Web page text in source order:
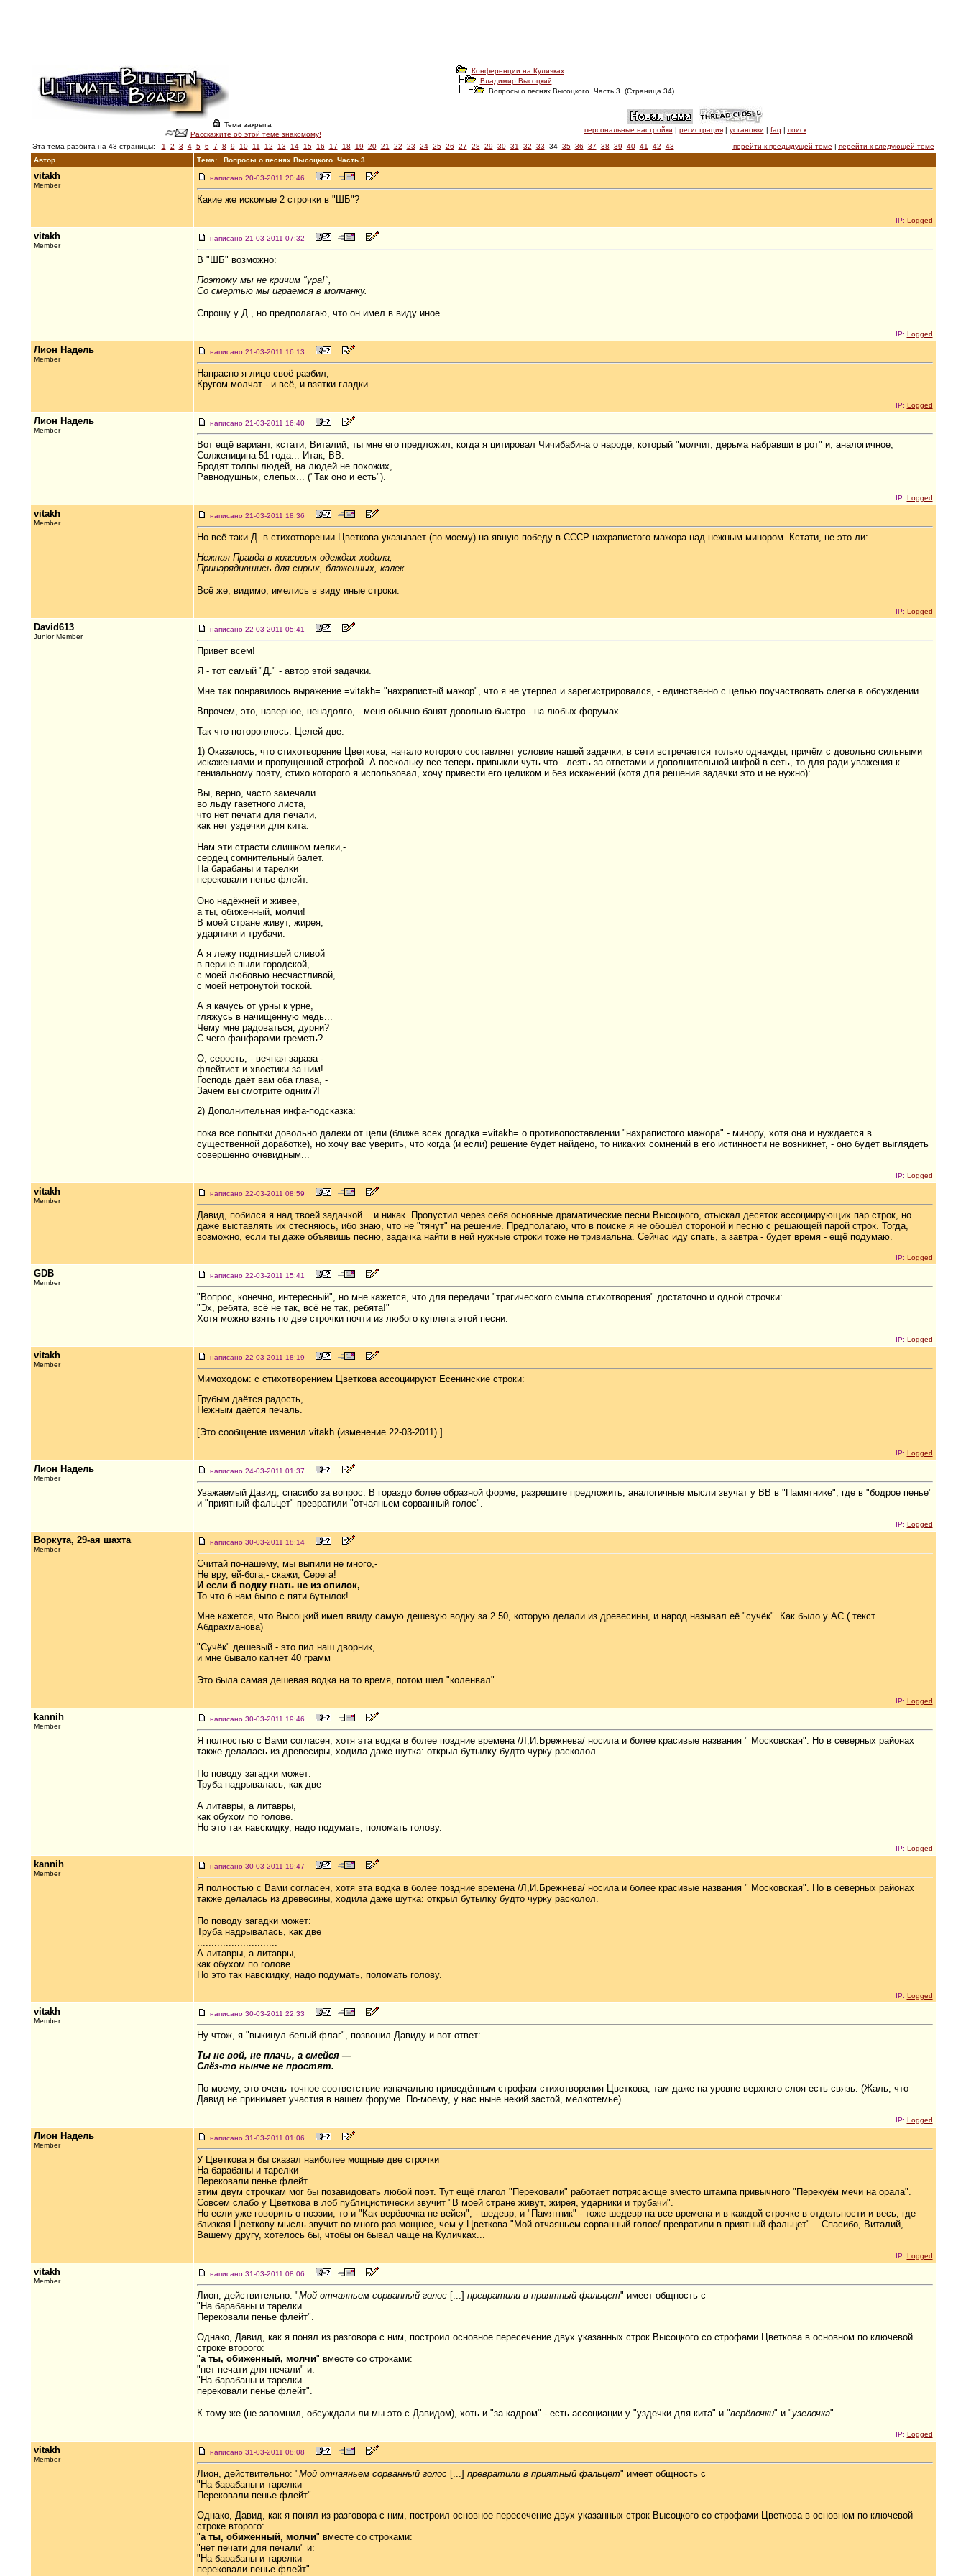
Тема закрыта
Расскажите об этой теме знакомому!
Конференции на Куличках
Владимир Высоцкий
Вопросы о песнях Высоцкого. Часть 3. (Страница 34)
персональные настройки | регистрация| установки | faq | поиск
Эта тема разбита на 43 страницы: 1 2 3 4 5 6 7 8 9 10 11 12 13 14 15 16 17 18 19 20 21 22 23 24 25 26 27 28 29 30 31 32 33 34 35 36 37 38 39 40 41 42 43 перейти к предыдущей теме | перейти к следующей теме
Автор
Тема: Вопросы о песнях Высоцкого. Часть 3.
vitakh
Member
написано 20-03-2011 20:46
Какие же искомые 2 строчки в "ШБ"?
IP: Logged
vitakh
Member
написано 21-03-2011 07:32
В "ШБ" возможно:
Поэтому мы не кричим "ура!",
Со смертью мы играемся в молчанку.
Спрошу у Д., но предполагаю, что он имел в виду иное.
IP: Logged
Лион Надель
Member
написано 21-03-2011 16:13
Напрасно я лицо своё разбил,
Кругом молчат - и всё, и взятки гладки.
IP: Logged
Лион Надель
Member
написано 21-03-2011 16:40
Вот ещё вариант, кстати, Виталий, ты мне его предложил, когда я цитировал Чичибабина о народе, который "молчит, дерьма набравши в рот" и, аналогичное,
Солженицина 51 года... Итак, ВВ:
Бродят толпы людей, на людей не похожих,
Равнодушных, слепых... ("Так оно и есть").
IP: Logged
vitakh
Member
написано 21-03-2011 18:36
Но всё-таки Д. в стихотворении Цветкова указывает (по-моему) на явную победу в СССР нахрапистого мажора над нежным минором. Кстати, не это ли:
Нежная Правда в красивых одеждах ходила,
Принарядившись для сирых, блаженных, калек.
Всё же, видимо, имелись в виду иные строки.
IP: Logged
David613
Junior Member
написано 22-03-2011 05:41
Привет всем!
Я - тот самый "Д." - автор этой задачки.
Мне так понравилось выражение =vitakh= "нахрапистый мажор", что я не утерпел и зарегистрировался, - единственно с целью поучаствовать слегка в обсуждении...
Впрочем, это, наверное, ненадолго, - меня обычно банят довольно быстро - на любых форумах.
Так что потороплюсь. Целей две:
1) Оказалось, что стихотворение Цветкова, начало которого составляет условие нашей задачки, в сети встречается только однажды, причём с довольно сильными
искажениями и пропущенной строфой. А поскольку все теперь привыкли чуть что - лезть за ответами и дополнительной инфой в сеть, то для-ради уважения к
гениальному поэту, стихо которого я использовал, хочу привести его целиком и без искажений (хотя для решения задачки это и не нужно):
Вы, верно, часто замечали
во льду газетного листа,
что нет печати для печали,
как нет уздечки для кита.
Нам эти страсти слишком мелки,-
сердец сомнительный балет.
На барабаны и тарелки
перековали пенье флейт.
Оно надёжней и живее,
а ты, обиженный, молчи!
В моей стране живут, жирея,
ударники и трубачи.
А я лежу подгнившей сливой
в перине пыли городской,
с моей любовью несчастливой,
с моей нетронутой тоской.
А я качусь от урны к урне,
гляжусь в начищенную медь...
Чему мне радоваться, дурни?
С чего фанфарами греметь?
О, серость, - вечная зараза -
флейтист и хвостики за ним!
Господь даёт вам оба глаза, -
Зачем вы смотрите одним?!
2) Дополнительная инфа-подсказка:
пока все попытки довольно далеки от цели (ближе всех догадка =vitakh= о противопоставлении "нахрапистого мажора" - минору, хотя она и нуждается в
существенной доработке), но хочу вас уверить, что когда (и если) решение будет найдено, то никаких сомнений в его истинности не возникнет, - оно будет выглядеть
совершенно очевидным...
IP: Logged
vitakh
Member
написано 22-03-2011 08:59
Давид, побился я над твоей задачкой... и никак. Пропустил через себя основные драматические песни Высоцкого, отыскал десяток ассоциирующих пар строк, но
даже выставлять их стесняюсь, ибо знаю, что не "тянут" на решение. Предполагаю, что в поиске я не обошёл стороной и песню с решающей парой строк. Тогда,
возможно, если ты даже объявишь песню, задачка найти в ней нужные строки тоже не тривиальна. Сейчас иду спать, а завтра - будет время - ещё подумаю.
IP: Logged
GDB
Member
написано 22-03-2011 15:41
"Вопрос, конечно, интересный", но мне кажется, что для передачи "трагического смыла стихотворения" достаточно и одной строчки:
"Эх, ребята, всё не так, всё не так, ребята!"
Хотя можно взять по две строчки почти из любого куплета этой песни.
IP: Logged
vitakh
Member
написано 22-03-2011 18:19
Мимоходом: с стихотворением Цветкова ассоциируют Есенинские строки:
Грубым даётся радость,
Нежным даётся печаль.
[Это сообщение изменил vitakh (изменение 22-03-2011).]
IP: Logged
Лион Надель
Member
написано 24-03-2011 01:37
Уважаемый Давид, спасибо за вопрос. В гораздо более образной форме, разрешите предложить, аналогичные мысли звучат у ВВ в "Памятнике", где в "бодрое пенье"
и "приятный фальцет" превратили "отчаяньем сорванный голос".
IP: Logged
Воркута, 29-ая шахта
Member
написано 30-03-2011 18:14
Считай по-нашему, мы выпили не много,-
Не вру, ей-бога,- скажи, Серега!
И если б водку гнать не из опилок,
То что б нам было с пяти бутылок!
Мне кажется, что Высоцкий имел ввиду самую дешевую водку за 2.50, которую делали из древесины, и народ называл её "сучёк". Как было у АС ( текст
Абдрахманова)
"Сучёк" дешевый - это пил наш дворник,
и мне бывало капнет 40 грамм
Это была самая дешевая водкa на то время, потом шел "коленвал"
IP: Logged
kannih
Member
написано 30-03-2011 19:46
Я полностью с Вами согласен, хотя эта водка в более поздние времена /Л,И.Брежнева/ носила и более красивые названия " Московская". Но в северных районах
также делалась из древесиры, ходила даже шутка: открыл бутылку будто чурку расколол.
По поводу загадки может:
Труба надрывалась, как две
............................
А литавры, а литавры,
как обухом по голове.
Но это так навскидку, надо подумать, поломать голову.
IP: Logged
kannih
Member
написано 30-03-2011 19:47
Я полностью с Вами согласен, хотя эта водка в более поздние времена /Л,И.Брежнева/ носила и более красивые названия " Московская". Но в северных районах
также делалась из древесины, ходила даже шутка: открыл бутылку будто чурку расколол.
По поводу загадки может:
Труба надрывалась, как две
............................
А литавры, а литавры,
как обухом по голове.
Но это так навскидку, надо подумать, поломать голову.
IP: Logged
vitakh
Member
написано 30-03-2011 22:33
Ну чтож, я "выкинул белый флаг", позвонил Давиду и вот ответ:
Ты не вой, не плачь, а смейся —
Слёз-то нынче не простят.
По-моему, это очень точное соответствие изначально приведённым строфам стихотворения Цветкова, там даже на уровне верхнего слоя есть связь. (Жаль, что
Давид не принимает участия в нашем форуме. По-моему, у нас ныне некий застой, мелкотемье).
IP: Logged
Лион Надель
Member
написано 31-03-2011 01:06
У Цветкова я бы сказал наиболее мощные две строчки
На барабаны и тарелки
Перековали пенье флейт.
этим двум строчкам мог бы позавидовать любой поэт. Тут ещё глагол "Перековали" работает потрясающе вместо штампа привычного "Перекуём мечи на орала".
Совсем слабо у Цветкова в лоб публицистически звучит "В моей стране живут, жирея, ударники и трубачи".
Но если уже говорить о поэзии, то и "Как верёвочка не вейся", - шедевр, и "Памятник" - тоже шедевр на все времена и в каждой строчке в отдельности и весь, где
близкая Цветкову мысль звучит во много раз мощнее, чем у Цветкова "Мой отчаяньем сорванный голос/ превратили в приятный фальцет"... Спасибо, Виталий,
Вашему другу, хотелось бы, чтобы он бывал чаще на Куличках...
IP: Logged
vitakh
Member
написано 31-03-2011 08:06
Лион, действительно: "Мой отчаяньем сорванный голос[...] превратили в приятный фальцет" имеет общность с
"На барабаны и тарелки
Перековали пенье флейт".
Однако, Давид, как я понял из разговора с ним, построил основное пересечение двух указанных строк Высоцкого со строфами Цветкова в основном по ключевой
строке второго:
"а ты, обиженный, молчи" вместе со строками:
"нет печати для печали" и:
"На барабаны и тарелки
перековали пенье флейт".
К тому же (не запомнил, обсуждали ли мы это с Давидом), хоть и "за кадром" - есть ассоциации у "уздечки для кита" и "верёвочки" и "узелочка".
IP: Logged
vitakh
Member
написано 31-03-2011 08:08
Лион, действительно: "Мой отчаяньем сорванный голос[...] превратили в приятный фальцет" имеет общность с
"На барабаны и тарелки
Перековали пенье флейт".
Однако, Давид, как я понял из разговора с ним, построил основное пересечение двух указанных строк Высоцкого со строфами Цветкова в основном по ключевой
строке второго:
"а ты, обиженный, молчи" вместе со строками:
"нет печати для печали" и:
"На барабаны и тарелки
перековали пенье флейт".